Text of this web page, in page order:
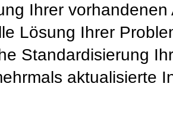
Ihrer vorhandenen
Lösung Ihrer
Standardisierung
aktualisierte